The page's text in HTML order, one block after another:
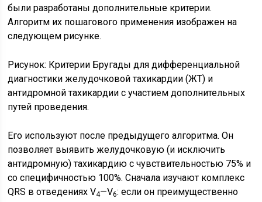
были разработаны дополнительные критерии.
Алгоритм их пошагового применения изображен на
следующем рисунке.
Рисунок: Критерии Бругады для дифференциальной
диагностики желудочковой тахикардии (ЖТ) и
антидромной тахикардии с участием дополнительных
путей проведения.
Его используют после предыдущего алгоритма. Он
позволяет выявить желудочковую (и исключить
антидромную) тахикардию с чувствительностью 75% и
со специфичностью 100%. Сначала изучают комплекс
QRS в отведениях V4—V6: если он преимущественно